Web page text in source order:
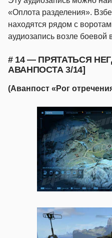
«Оплота разделения».
находятся рядом с
аудиозапись возле боевой
# 14 — ПРЯТАТЬСЯ
АВАНПОСТА 3/14]
(Аванпост «Рог